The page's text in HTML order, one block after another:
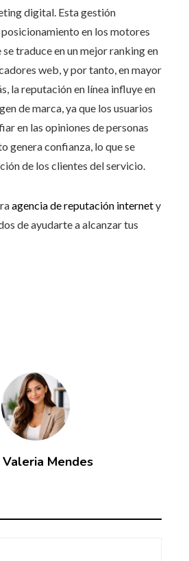
digital. Esta gestión
en los motores
se traduce en un mejor ranking en
web, y por tanto, en mayor
la reputación en línea influye en
de marca, ya que los usuarios
en las opiniones de personas
genera confianza, lo que se
de los clientes del servicio.
agencia de reputación internety
de ayudarte a alcanzar tus
Mendes